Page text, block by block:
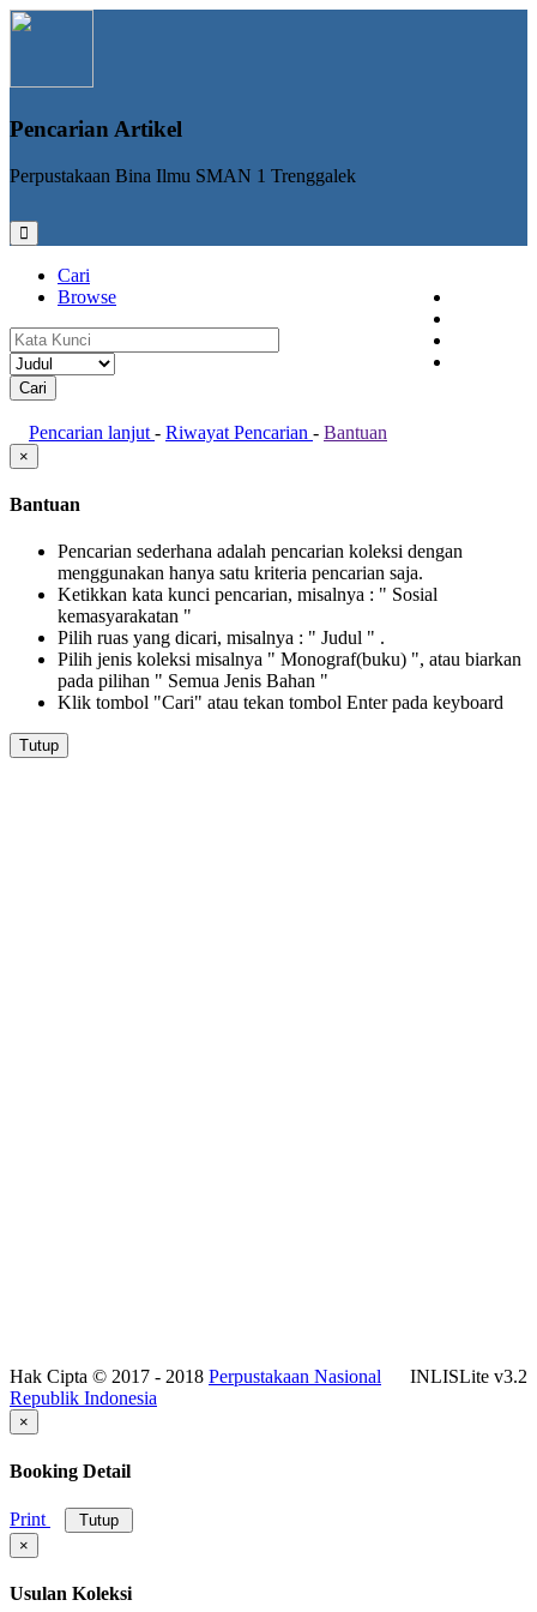
Pencarian Artikel
Perpustakaan Bina Ilmu SMAN 1 Trenggalek
Cari
Browse
Pencarian lanjut - Riwayat Pencarian - Bantuan
×
Bantuan
Pencarian sederhana adalah pencarian koleksi dengan
menggunakan hanya satu kriteria pencarian saja.
Ketikkan kata kunci pencarian, misalnya : " Sosial
kemasyarakatan "
Pilih ruas yang dicari, misalnya : " Judul " .
Pilih jenis koleksi misalnya " Monograf(buku) ", atau biarkan
pada pilihan " Semua Jenis Bahan "
Klik tombol "Cari" atau tekan tombol Enter pada keyboard
Tutup
INLISLite v3.2
Hak Cipta © 2017 - 2018 Perpustakaan Nasional
Republik Indonesia
×
Booking Detail
Print
Tutup
×
Usulan Koleksi